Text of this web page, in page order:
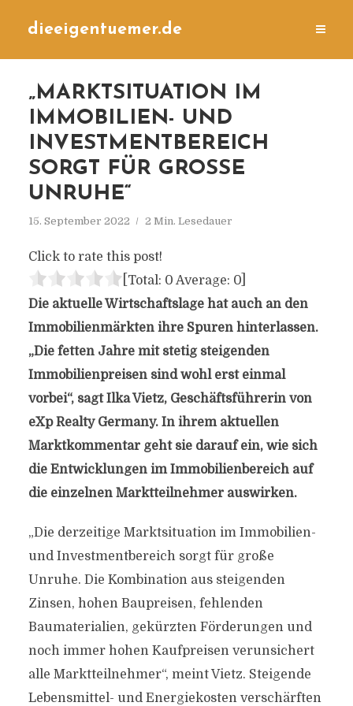
dieeigentuemer.de
„MARKTSITUATION IM
IMMOBILIEN- UND
INVESTMENTBEREICH
SORGT FÜR GROSSE U
NRUHE“
15. September 2022 2 Min. Lesedauer
Click to rate this post!
[Total: 0 Average: 0]
Die aktuelle Wirtschaftslage hat auch an den
Immobilienmärkten ihre Spuren hinterlassen.
„Die fetten Jahre mit stetig steigenden
Immobilienpreisen sind wohl erst einmal
vorbei“, sagt Ilka Vietz, Geschäftsführerin von
eXp Realty Germany. In ihrem aktuellen
Marktkommentar geht sie darauf ein, wie sich
die Entwicklungen im Immobilienbereich auf
die einzelnen Marktteilnehmer auswirken.
„Die derzeitige Marktsituation im Immobilien-
und Investmentbereich sorgt für große
Unruhe. Die Kombination aus steigenden
Zinsen, hohen Baupreisen, fehlenden
Baumaterialien, gekürzten Förderungen und
noch immer hohen Kaufpreisen verunsichert
alle Marktteilnehmer“, meint Vietz. Steigende
Lebensmittel- und Energiekosten verschärften